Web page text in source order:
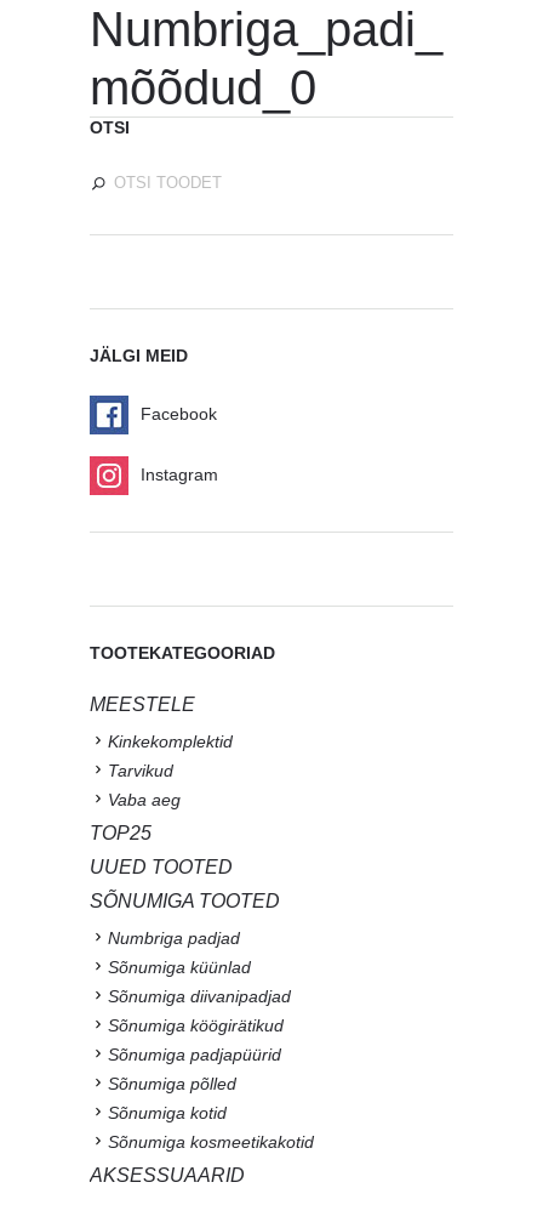
Numbriga_padi_
mõõdud_0
OTSI
JÄLGI MEID
Facebook
Instagram
TOOTEKATEGOORIAD
MEESTELE
Kinkekomplektid
Tarvikud
Vaba aeg
TOP25
UUED TOOTED
SÕNUMIGA TOOTED
Numbriga padjad
Sõnumiga küünlad
Sõnumiga diivanipadjad
Sõnumiga köögirätikud
Sõnumiga padjapüürid
Sõnumiga põlled
Sõnumiga kotid
Sõnumiga kosmeetikakotid
AKSESSUAARID